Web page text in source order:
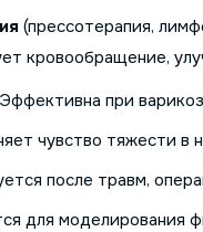
(прессотерапия,
кровообращение,
при
чувство тяжести в
после травм,
для моделирования